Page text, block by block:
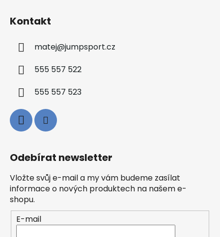
Kontakt
matej@jumpsport.cz
555 557 522
555 557 523
Odebírat newsletter
Vložte svůj e-mail a my vám budeme zasílat
informace o nových produktech na našem e-
shopu.
E-mail